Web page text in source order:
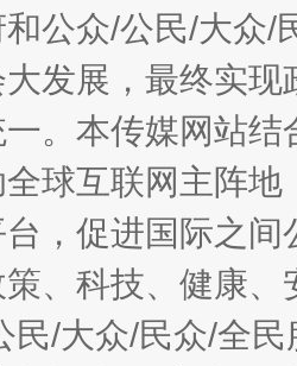
公众/公民/大众
发展，最终实
。本传媒网站
球互联网主阵
，促进国际之
、科技、健康
民/大众/民众/全